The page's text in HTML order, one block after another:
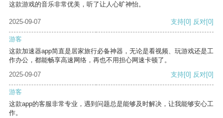
这款游戏的音乐非常优美，听了让人心旷神怡。
2025-09-07 支持[0] 反对[0]
游客
这款加速器app简直是居家旅行必备神器，无论是看视频、玩游戏还是工
作办公，都能畅享高速网络，再也不用担心网速卡顿了。
2025-09-07
支持[0] 反对[0]
游客
这款app的客服非常专业，遇到问题总是能够及时解决，让我能够安心工
作。